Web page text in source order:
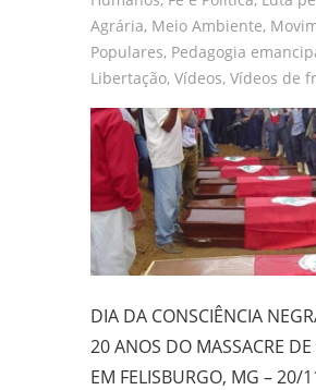
Agrária, Meio Ambiente,
Populares, Pedagogia
Libertação, Vídeos, Vídeos de
DIA DA CONSCIÊNCIA
20 ANOS DO MASSACRE
EM FELISBURGO, MG – 20/